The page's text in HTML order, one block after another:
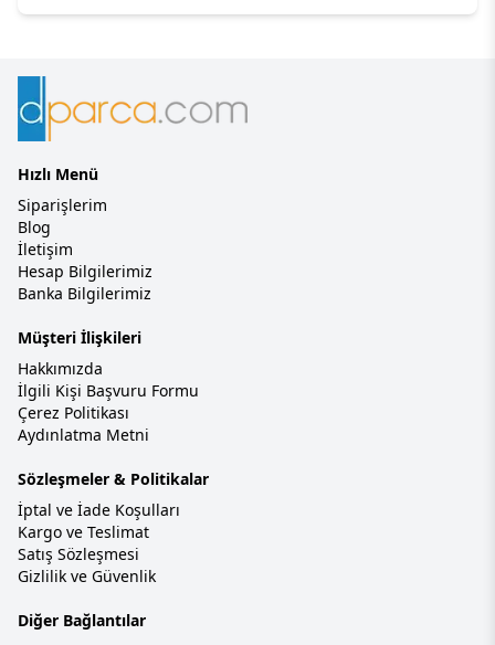
Hızlı Menü
Siparişlerim
Blog
İletişim
Hesap Bilgilerimiz
Banka Bilgilerimiz
Müşteri İlişkileri
Hakkımızda
İlgili Kişi Başvuru Formu
Çerez Politikası
Aydınlatma Metni
Sözleşmeler & Politikalar
İptal ve İade Koşulları
Kargo ve Teslimat
Satış Sözleşmesi
Gizlilik ve Güvenlik
Diğer Bağlantılar